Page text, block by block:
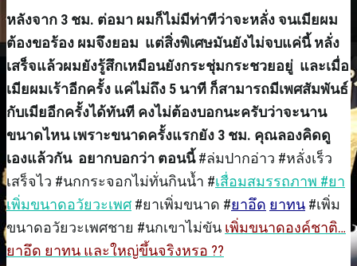
หลังจาก 3 ชม. ต่อมา ผมก็ไม่มีท่าทีว่าจะหลั่ง จนเมียผม
ต้องขอร้อง ผมจึงยอม แต่สิ่งพิเศษมันยังไม่จบแค่นี้ หลั่ง
เสร็จแล้วผมยังรู้สึกเหมือนยังกระชุ่มกระชวยอยู่ และเมื่อ
เมียผมเร้าอีกครั้ง แค่ไม่ถึง 5 นาที ก็สามารถมีเพศสัมพันธ์
กับเมียอีกครั้งได้ทันที คงไม่ต้องบอกนะครับว่าจะนาน
ขนาดไหน เพราะขนาดครั้งแรกยัง 3 ชม. คุณลองคิดดู
เองแล้วกัน อยากบอกว่า ตอนนี้#ล่มปากอ่าว #หลั่งเร็ว
เสร็จไว #นกกระจอกไม่ทั่นกินน้ำ #เสื่อมสมรรถภาพ #ยา
เพิ่มขนาดอวัยวะเพศ #ยาเพิ่มขนาด #ยาอึด ยาทน #เพิ่ม
ขนาดอวัยวะเพศชาย #นกเขาไม่ขัน เพิ่มขนาดองค์ชาติ…
ยาอึด ยาทน และใหญ่ขึ้นจริงหรอ ??